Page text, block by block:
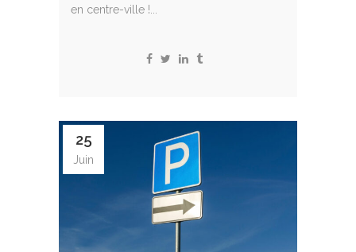
en centre-ville !...
25
Juin